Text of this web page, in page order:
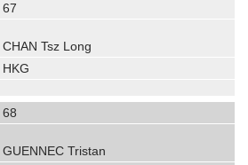
67
CHAN Tsz Long
HKG
68
GUENNEC Tristan